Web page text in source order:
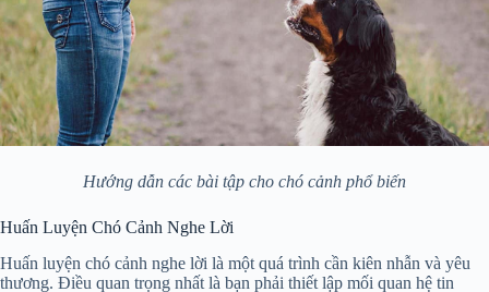
Hướng dẫn các bài tập cho chó cảnh phổ biến
Huấn Luyện Chó Cảnh Nghe Lời
Huấn luyện chó cảnh nghe lời là một quá trình cần kiên nhẫn và yêu
thương. Điều quan trọng nhất là bạn phải thiết lập mối quan hệ tin